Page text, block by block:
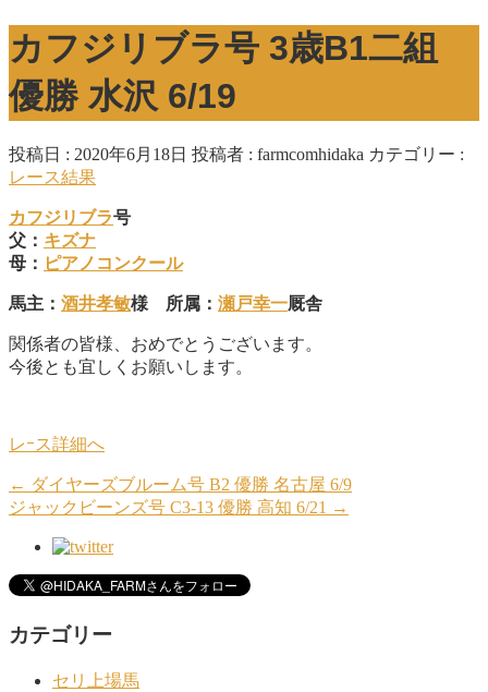
カフジリブラ号 3歳B1二組
優勝 水沢 6/19
投稿日 : 2020年6月18日 投稿者 : farmcomhidaka カテゴリー :
レース結果
カフジリブラ号
父： キズナ
母： ピアノコンクール
馬主： 酒井孝敏様 所属： 瀬戸幸一厩舎
関係者の皆様、おめでとうございます。
今後とも宜しくお願いします。
レｰス詳細へ
← ダイヤーズブルーム号 B2 優勝 名古屋 6/9
ジャックビーンズ号 C3-13 優勝 高知 6/21 →
カテゴリー
セリ上場馬